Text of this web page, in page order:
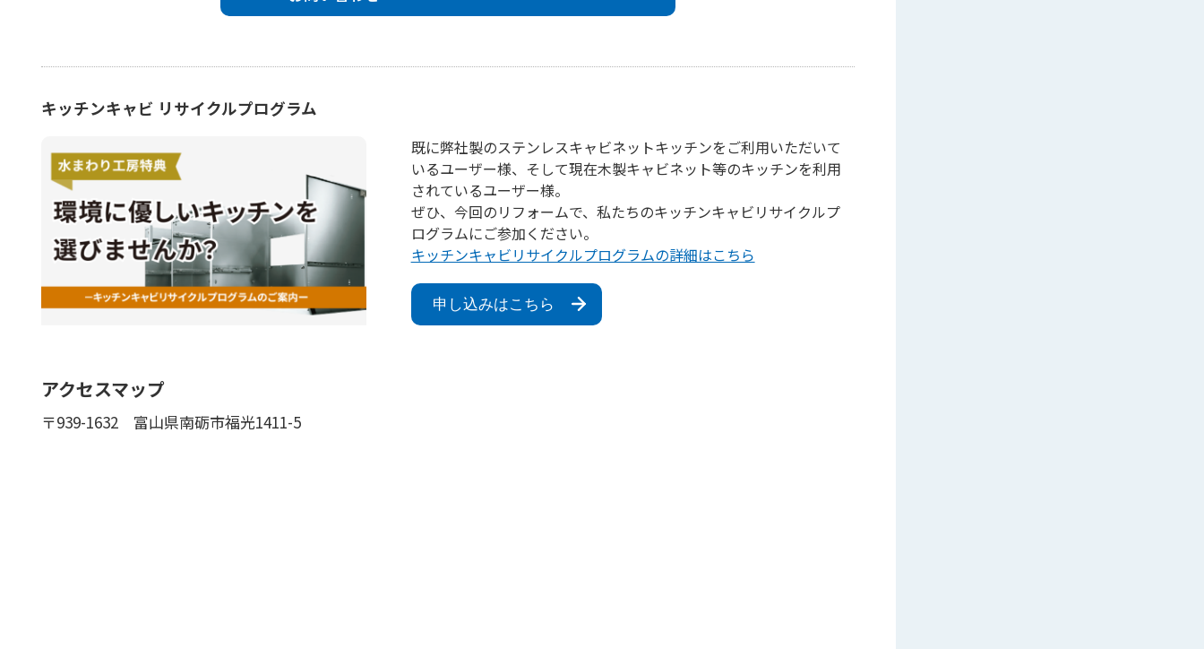
キッチンキャビ リサイクルプログラム
既に弊社製のステンレスキャビネットキッチンをご利用いただいて
いるユーザー様、そして現在木製キャビネット等のキッチンを利用
されているユーザー様。
ぜひ、今回のリフォームで、私たちのキッチンキャビリサイクルプ
ログラムにご参加ください。
キッチンキャビリサイクルプログラムの詳細はこちら
申し込みはこちら
アクセスマップ
〒939-1632 富山県南砺市福光1411-5